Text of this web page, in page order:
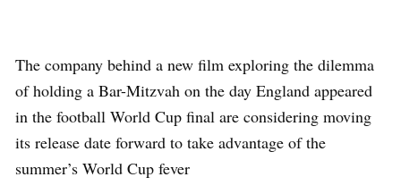
The company behind a new film exploring the dilemma
of holding a Bar-Mitzvah on the day England appeared
in the football World Cup final are considering moving
its release date forward to take advantage of the
summer’s World Cup fever